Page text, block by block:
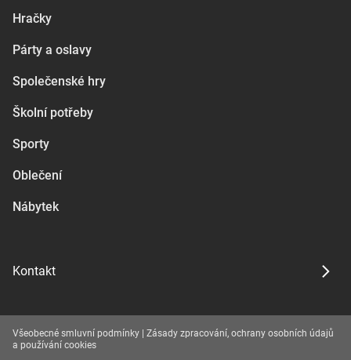
Hračky
Párty a oslavy
Společenské hry
Školní potřeby
Sporty
Oblečení
Nábytek
Kontakt
Všeobecné smluvní podmínky | Zásady zpracování, ochrany osobních údajů
a používání cookies